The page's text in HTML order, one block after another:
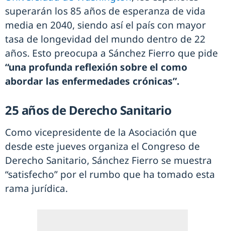
superarán los 85 años de esperanza de vida
media en 2040, siendo así el país con mayor
tasa de longevidad del mundo dentro de 22
años. Esto preocupa a Sánchez Fierro que pide
“una profunda reflexión sobre el como
abordar las enfermedades crónicas”.
25 años de Derecho Sanitario
Como vicepresidente de la Asociación que
desde este jueves organiza el Congreso de
Derecho Sanitario, Sánchez Fierro se muestra
“satisfecho” por el rumbo que ha tomado esta
rama jurídica.